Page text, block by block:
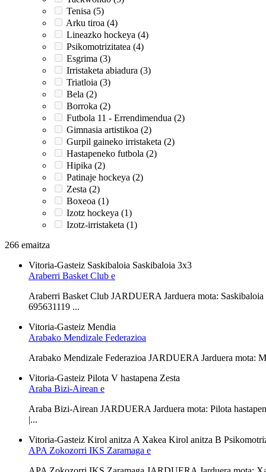
Tenisa (5)
Arku tiroa (4)
Lineazko hockeya (4)
Psikomotrizitatea (4)
Esgrima (3)
Irristaketa abiadura (3)
Triatloia (3)
Bela (2)
Borroka (2)
Futbola 11 - Errendimendua (2)
Gimnasia artistikoa (2)
Gurpil gaineko irristaketa (2)
Hastapeneko futbola (2)
Hipika (2)
Patinaje hockeya (2)
Zesta (2)
Boxeoa (1)
Izotz hockeya (1)
Izotz-irristaketa (1)
266 emaitza
Vitoria-Gasteiz Saskibaloia Saskibaloia 3x3
Araberri Basket Club e
Araberri Basket Club JARDUERA Jarduera mota:
695631119 ...
Vitoria-Gasteiz Mendia
Arabako Mendizale Federazioa
Arabako Mendizale Federazioa JARDUERA Jarduera
Vitoria-Gasteiz Pilota V hastapena Zesta
Araba Bizi-Airean e
Araba Bizi-Airean JARDUERA Jarduera mota: Pilota
|...
Vitoria-Gasteiz Kirol anitza A Xakea Kirol anitza B
APA Zokozorri IKS Zaramaga e